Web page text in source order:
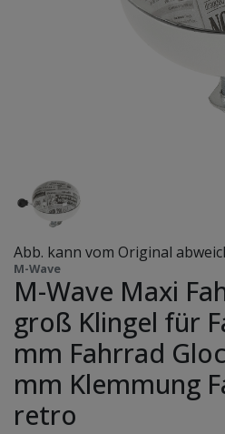
Abb. kann vom Original
M-Wave
M-Wave Maxi
groß Klingel für
mm Fahrrad
mm Klemmung
retro